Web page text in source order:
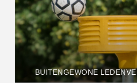
BUITENGEWONE